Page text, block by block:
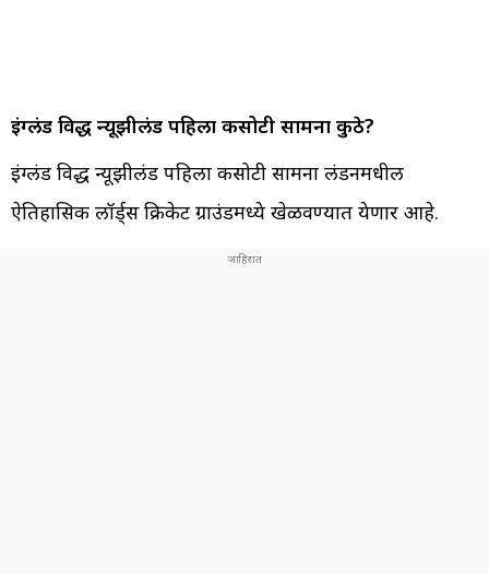
इंग्लंड विरुद्ध न्यूझीलंड पहिला कसोटी सामना कुठे?
इंग्लंड विरुद्ध न्यूझीलंड पहिला कसोटी सामना लंडनमधील
ऐतिहासिक लॉर्ड्स क्रिकेट ग्राउंडमध्ये खेळवण्यात येणार आहे.